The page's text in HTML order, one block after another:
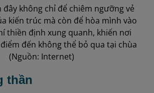
đây không chỉ để chiêm ngưỡng vẻ
kiến trúc mà còn để hòa mình vào
thiền định xung quanh, khiến nơi
đến không thể bỏ qua tại chùa
(Nguồn: Internet)
thần